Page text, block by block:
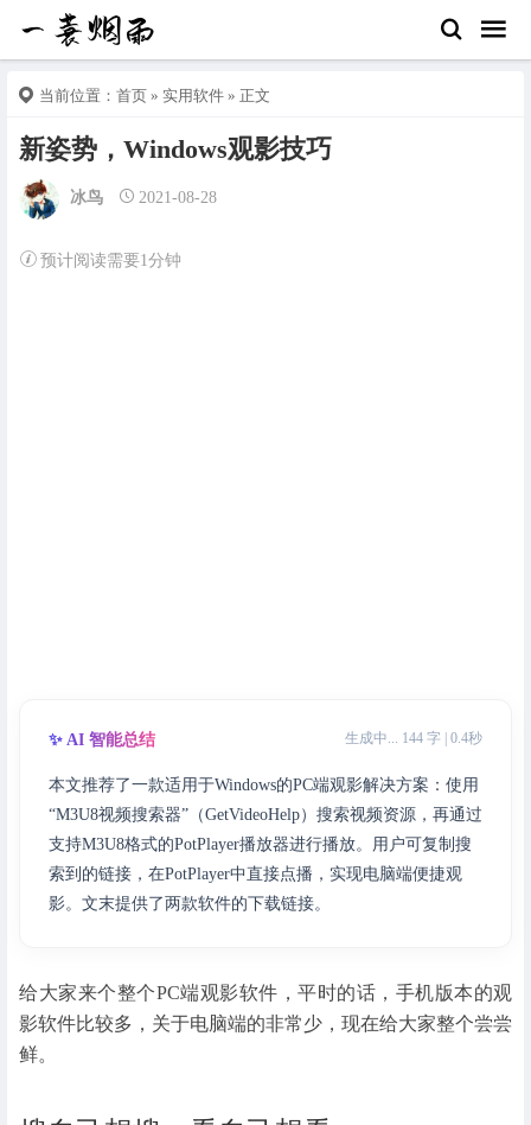
当前位置： 首页 » 实用软件 » 正文
新姿势，Windows观影技巧
冰鸟 2021-08-28
预计阅读需要1分钟
✨ AI 智能总结 生成中... 144 字 | 0.4秒
本文推荐了一款适用于Windows的PC端观影解决方案：使用
“M3U8视频搜索器”（GetVideoHelp）搜索视频资源，再通过
支持M3U8格式的PotPlayer播放器进行播放。用户可复制搜
索到的链接，在PotPlayer中直接点播，实现电脑端便捷观
影。文末提供了两款软件的下载链接。
给大家来个整个PC端观影软件，平时的话，手机版本的观
影软件比较多，关于电脑端的非常少，现在给大家整个尝尝
鲜。